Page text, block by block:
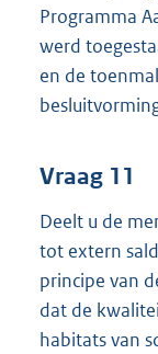
Programma
werd
en de
Vraag 11
Deelt u de
tot extern
principe van
dat de
habitats van